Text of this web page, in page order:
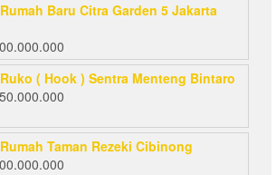
Baru Citra Garden 5 Jakarta
( Hook ) Sentra Menteng Bintaro
Taman Rezeki Cibinong